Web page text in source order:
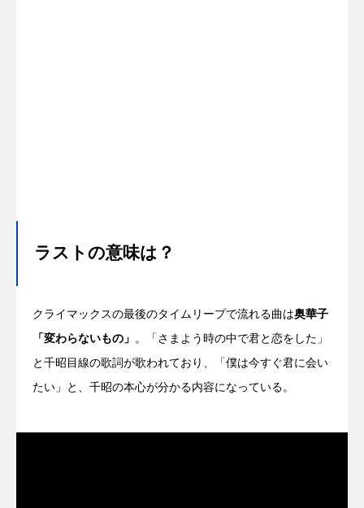
ラストの意味は？
クライマックスの最後のタイムリープで流れる曲は奥華子
「変わらないもの」 。「さまよう時の中で君と恋をした」
と千昭目線の歌詞が歌われており、「僕は今すぐ君に会い
たい」と、千昭の本心が分かる内容になっている。